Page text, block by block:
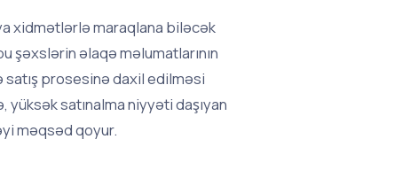
xidmətlərlə maraqlana biləcək
şəxslərin əlaqə məlumatlarının
satış prosesinə daxil edilməsi
satınalma niyyəti daşıyan
məqsəd qoyur.